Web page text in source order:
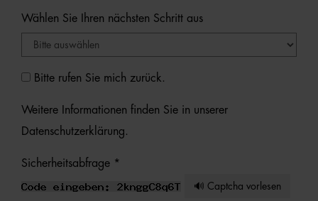
Wählen Sie Ihren nächsten Schritt aus
Bitte rufen Sie mich zurück.
Weitere Informationen finden Sie in unserer
Datenschutzerklärung.
Sicherheitsabfrage *
🔊 Captcha vorlesen